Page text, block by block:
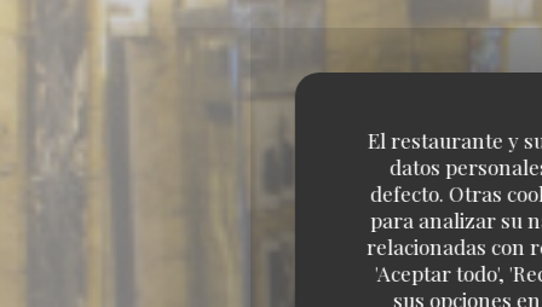
El restaurante y
datos
defecto. Otras
para analizar su
relacionadas con
'Aceptar todo',
sus opciones